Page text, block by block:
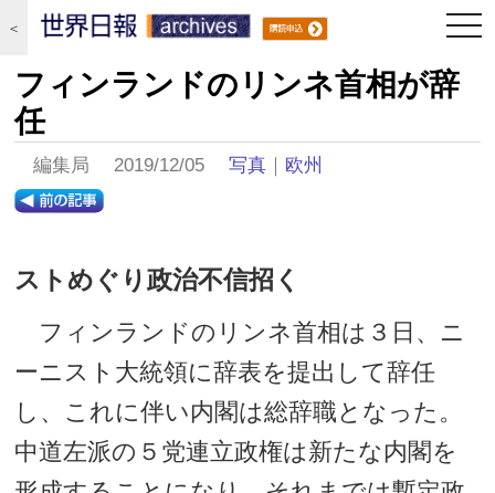
＜
フィンランドのリンネ首相が辞
任
編集局 2019/12/05写真 ｜ 欧州
ストめぐり政治不信招く
フィンランドのリンネ首相は３日、ニ
ーニスト大統領に辞表を提出して辞任
し、これに伴い内閣は総辞職となった。
中道左派の５党連立政権は新たな内閣を